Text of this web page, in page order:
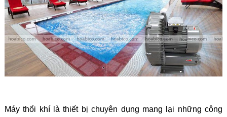
Máy thổi khí là thiết bị chuyên dụng mang lại những công